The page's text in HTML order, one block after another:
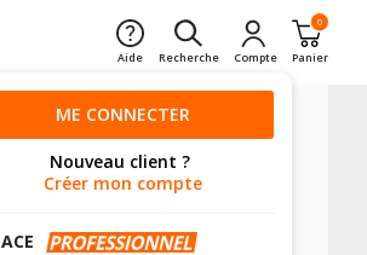
Aide Recherche Compte
0
Panier
ME CONNECTER
Nouveau client ?
Créer mon compte